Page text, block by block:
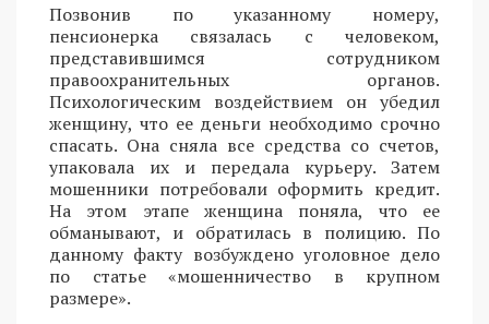
Позвонив по указанному номеру,
пенсионерка связалась с человеком,
представившимся сотрудником
правоохранительных органов.
Психологическим воздействием он убедил
женщину, что ее деньги необходимо срочно
спасать. Она сняла все средства со счетов,
упаковала их и передала курьеру. Затем
мошенники потребовали оформить кредит.
На этом этапе женщина поняла, что ее
обманывают, и обратилась в полицию. По
данному факту возбуждено уголовное дело
по статье «мошенничество в крупном
размере».